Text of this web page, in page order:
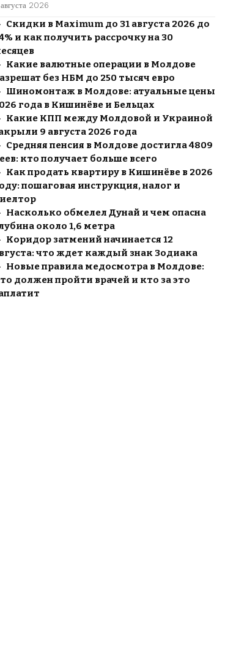
2026
Скидки в Maximum до 31 августа 2026 до
и как получить рассрочку на 30
Какие валютные операции в Молдове
без НБМ до 250 тысяч евро
Шиномонтаж в Молдове: атуальные цены
года в Кишинёве и Бельцах
Какие КПП между Молдовой и Украиной
9 августа 2026 года
Средняя пенсия в Молдове достигла 4809
кто получает больше всего
Как продать квартиру в Кишинёве в 2026
пошаговая инструкция, налог и
Насколько обмелел Дунай и чем опасна
около 1,6 метра
Коридор затмений начинается 12
что ждет каждый знак Зодиака
Новые правила медосмотра в Молдове:
должен пройти врачей и кто за это